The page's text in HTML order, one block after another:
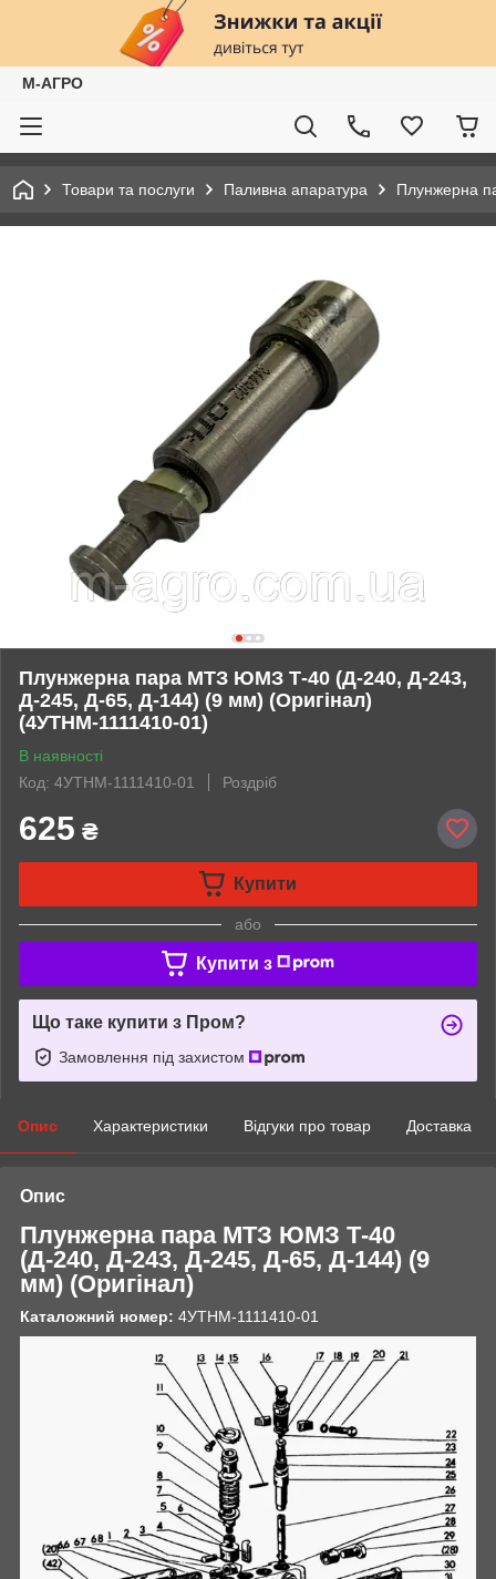
М-АГРО
Товари та послуги Паливна апаратура Плунжерна
Плунжерна пара МТЗ ЮМЗ Т-40 (Д-240, Д-243,
Д-245, Д-65, Д-144) (9 мм) (Оригінал)
(4УТНМ-1111410-01)
В наявності
Код: 4УТНМ-1111410-01
Роздріб
625 ₴
Купити
або
Купити з
Що таке купити з Пром?
Замовлення під захистом
Опис Характеристики Відгуки про товар Доставка
Опис
Плунжерна пара МТЗ ЮМЗ Т-40
(Д-240, Д-243, Д-245, Д-65, Д-144) (9
мм) (Оригінал)
Каталожний номер: 4УТНМ-1111410-01